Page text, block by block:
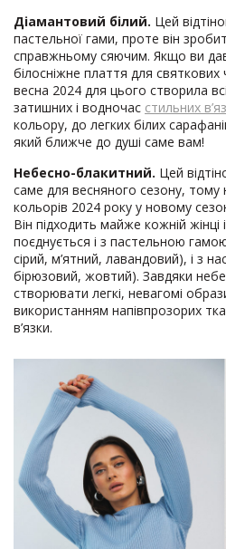
Діамантовий білий. Цей
пастельної гами, проте він
справжньому сяючим. Якщо ви
білосніжне плаття для святкових
весна 2024 для цього створила
затишних і водночас стильних
кольору, до легких білих
який ближче до душі саме вам!
Небесно-блакитний. Цей
саме для весняного сезону, тому
кольорів 2024 року у новому
Він підходить майже кожній
поєднується і з пастельною
сірий, м’ятний, лавандовий), і з
бірюзовий, жовтий). Завдяки
створювати легкі, невагомі
використанням напівпрозорих
в’язки.